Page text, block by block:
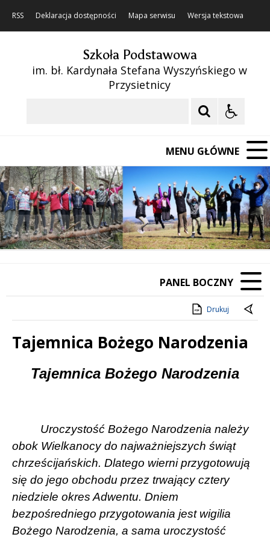
RSS Deklaracja dostępności Mapa serwisu Wersja tekstowa
Szkoła Podstawowa
im. bł. Kardynała Stefana Wyszyńskiego w
Przysietnicy
MENU GŁÓWNE
Poprzedni Element
Następny Element
❚❚
PANEL BOCZNY
Drukuj
Tajemnica Bożego Narodzenia
Treść
Tajemnica Bożego Narodzenia
Uroczystość Bożego Narodzenia należy
obok Wielkanocy do najważniejszych świąt
chrześcijańskich. Dlatego wierni przygotowują
się do jego obchodu przez trwający cztery
niedziele okres Adwentu. Dniem
bezpośredniego przygotowania jest wigilia
Bożego Narodzenia, a sama uroczystość